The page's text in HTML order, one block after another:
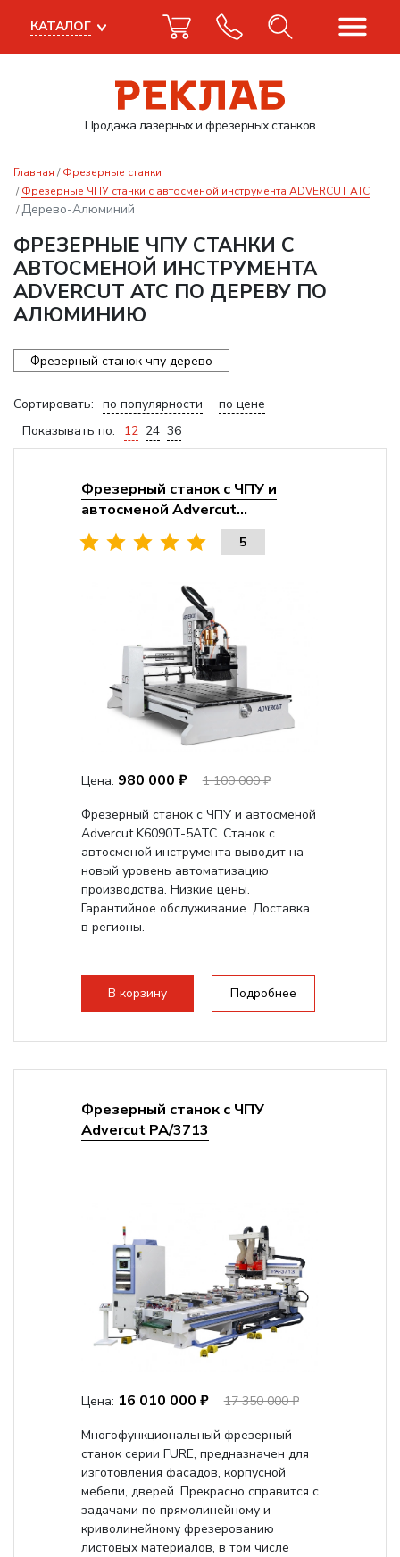
Продажа лазерныхи фрезерных станков
КАТАЛОГ
Главная
Фрезерные станки
Фрезерные ЧПУ станки с автосменой инструмента ADVERCUT ATC
Дерево-Алюминий
ФРЕЗЕРНЫЕ ЧПУ СТАНКИ С
АВТОСМЕНОЙ ИНСТРУМЕНТА
ADVERCUT ATC ПО ДЕРЕВУ ПО
АЛЮМИНИЮ
Фрезерный станок чпу дерево
Сортировать: по популярности
по цене
Показывать по:
12 24 36
Фрезерный станок с ЧПУ и
автосменой Advercut...
5
Цена: 980 000 ₽
1 100 000 ₽
Фрезерный станок с ЧПУ и автосменой
Advercut K6090T-5ATC. Станок с
автосменой инструмента выводит на
новый уровень автоматизацию
производства. Низкие цены.
Гарантийное обслуживание. Доставка
в регионы.
В корзину Подробнее
Фрезерный станок с ЧПУ
Advercut PA/3713
Цена: 16 010 000 ₽
17 350 000 ₽
Многофункциональный фрезерный
станок серии FURE, предназначен для
изготовления фасадов, корпусной
мебели, дверей. Прекрасно справится с
задачами по прямолинейному и
криволинейному фрезерованию
листовых материалов, в том числе